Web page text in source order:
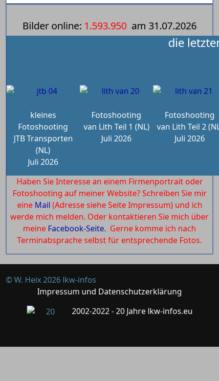
Bilder online: 1.593.950 am 31.07.2026
die
kleines
Fotoshooting
JTB Transporten
(NL)
Juli 2026
Fotoshooting
van Lith Teil 1 (NL)
Juli 2026
Fotoshooting
van Lith Teil 2
Juli 2026
Haben Sie Interesse an einem Firmenportrait oder
Fotoshooting auf meiner Website? Schreiben Sie mir
eine Mail (Adresse siehe Seite Impressum) und ich
werde mich melden. Oder kontaktieren Sie mich über
meine Facebook-Seite. Gerne komme ich nach
Terminabsprache selbst für entsprechende Fotos.
© W. Heix 2026 lkw-infos
Impressum und Datenschutzerklärung
2002-2022 - 20 Jahre lkw-infos.eu